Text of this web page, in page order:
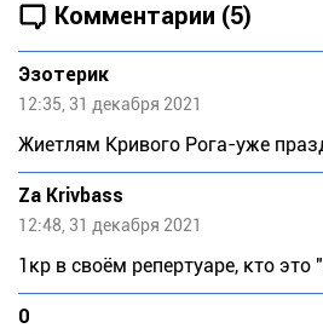
Комментарии (5)
Эзотерик
12:35, 31 декабря 2021
Жиетлям Кривого Рога-уже
Za Krivbass
12:48, 31 декабря 2021
1кр в своём репертуаре, кто это
0